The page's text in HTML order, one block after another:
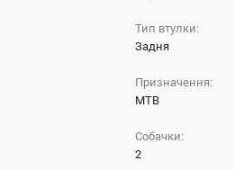
Тип втулки:
Задня
Призначення:
МТВ
Собачки:
2